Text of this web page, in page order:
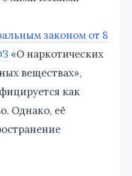
законом от 8
«О наркотических
веществах»,
как
Однако, её